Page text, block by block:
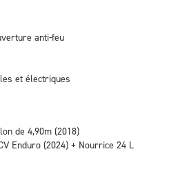
anti-feu
et électriques
de 4,90m (2018)
Enduro (2024) + Nourrice 24 L